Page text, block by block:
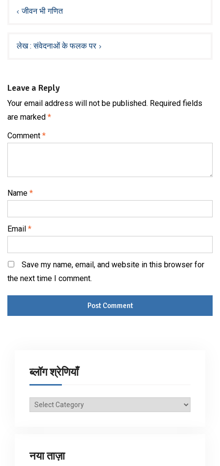
navigation
जीवन भी गणित
लेख : संवेदनाओं के फलक पर
Leave a Reply
Your email address will not be published. Required fields
are marked *
Comment *
Name *
Email *
Save my name, email, and website in this browser for
the next time I comment.
ब्लॉग श्रेणियाँ
ब्लॉग
नया ताज़ा